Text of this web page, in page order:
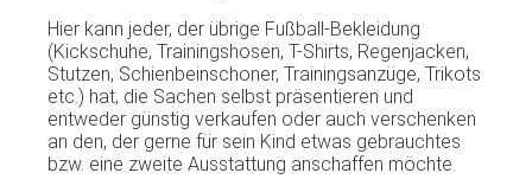
Hier kann jeder, der übrige Fußball-Bekleidung
(Kickschuhe, Trainingshosen, T-Shirts, Regenjacken,
Stutzen, Schienbeinschoner, Trainingsanzüge, Trikots
etc.) hat, die Sachen selbst präsentieren und
entweder günstig verkaufen oder auch verschenken
an den, der gerne für sein Kind etwas gebrauchtes
bzw. eine zweite Ausstattung anschaffen möchte.